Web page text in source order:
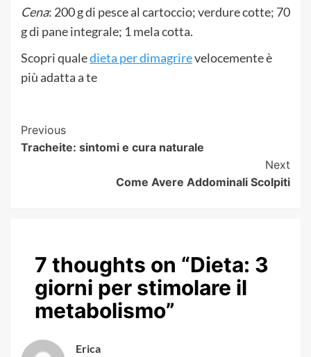
Cena: 200 g di pesce al cartoccio; verdure cotte; 70
g di pane integrale; 1 mela cotta.
Scopri qualedieta per dimagrirevelocemente è
più adatta a te
Post
Navigation
Previous
Tracheite: sintomi e cura naturale
Next
Come Avere Addominali Scolpiti
7 thoughts on “Dieta: 3
giorni per stimolare il
metabolismo”
Erica